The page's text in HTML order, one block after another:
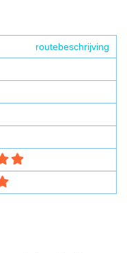
routebeschrijving